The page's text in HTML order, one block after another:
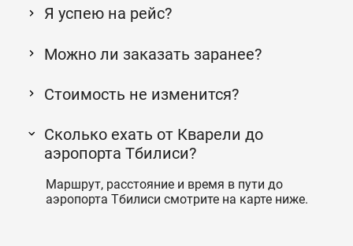
Я успею на рейс?
Можно ли заказать заранее?
Стоимость не изменится?
Сколько ехать от Кварели до
аэропорта Тбилиси?
Маршрут, расстояние и время в пути до
аэропорта Тбилиси смотрите на карте ниже.